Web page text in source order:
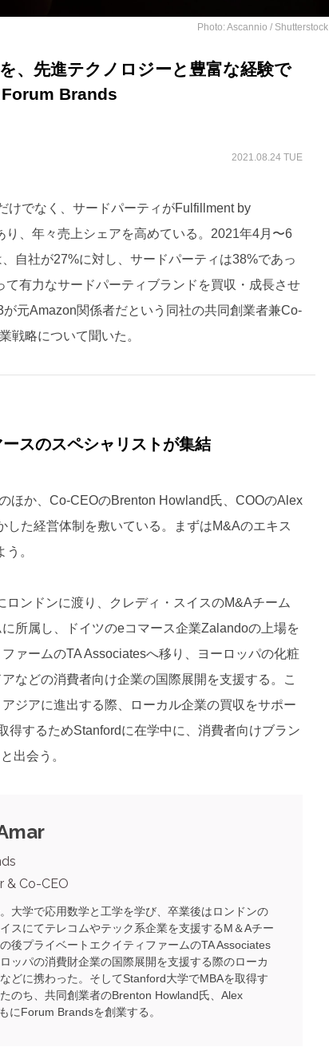
Photo: Ascannio / Shutterstock
、先進テクノロジーと豊富な経験で
Brands
2021.08.24 TUE
けでなく、サードパーティがFulfillment by
、年々売上シェアを高めている。2021年4月〜6
自社が27%に対し、サードパーティは38%であっ
て有力なサードパーティブランドを買収・成長させ
元Amazon関係者だという同社の共同創業者兼Co-
戦略について聞いた。
スのスペシャリストが集結
ほか、Co-CEOのBrenton Howland氏、COOのAlex
た経営体制を敷いている。まずはM&Aのエキス
。
ンドンに渡り、クレディ・スイスのM&Aチーム
所属し、ドイツのeコマース企業Zalandoの上場を
ァームのTA Associatesへ移り、ヨーロッパの化粧
などの消費者向け企業の国際展開を支援する。こ
ジアに進出する際、ローカル企業の買収をサポー
得するためStanfordに在学中に、消費者向けブラン
出会う。
& Co-CEO
大学で応用数学と工学を学び、卒業後はロンドンの
スにてテレコムやテック系企業を支援するM＆Aチー
後プライベートエクイティファームのTA Associates
ッパの消費財企業の国際展開を支援する際のローカ
どに携わった。そしてStanford大学でMBAを取得す
のち、共同創業者のBrenton Howland氏、Alex
にForum Brandsを創業する。